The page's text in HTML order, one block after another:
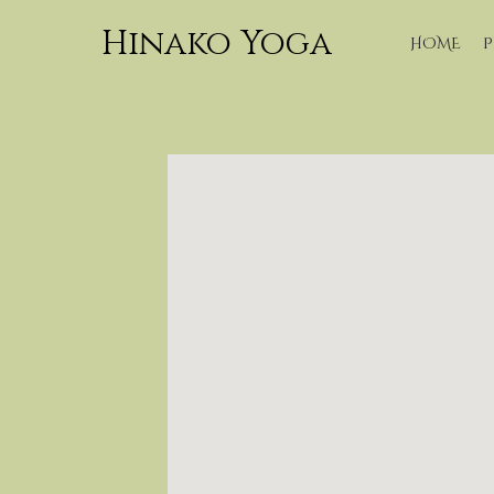
Hinako Yoga HOME